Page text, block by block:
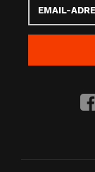
Adresse